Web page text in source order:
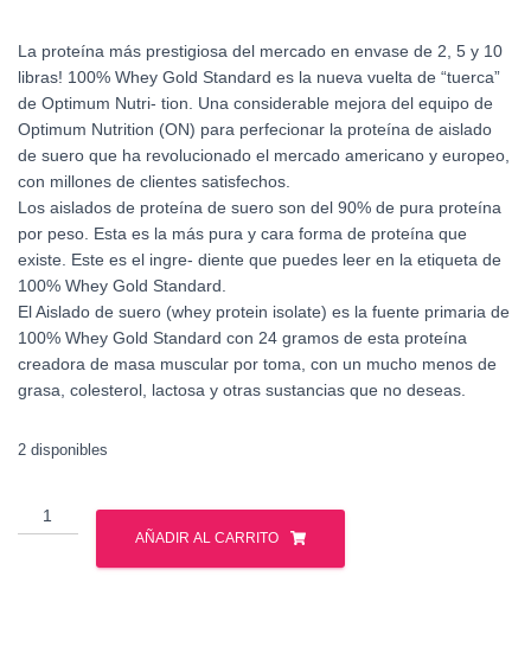
La proteína más prestigiosa del mercado en envase de 2, 5 y 10
libras! 100% Whey Gold Standard es la nueva vuelta de “tuerca”
de Optimum Nutri- tion. Una considerable mejora del equipo de
Optimum Nutrition (ON) para perfecionar la proteína de aislado
de suero que ha revolucionado el mercado americano y europeo,
con millones de clientes satisfechos.
Los aislados de proteína de suero son del 90% de pura proteína
por peso. Esta es la más pura y cara forma de proteína que
existe. Este es el ingre- diente que puedes leer en la etiqueta de
100% Whey Gold Standard.
El Aislado de suero (whey protein isolate) es la fuente primaria de
100% Whey Gold Standard con 24 gramos de esta proteína
creadora de masa muscular por toma, con un mucho menos de
grasa, colesterol, lactosa y otras sustancias que no deseas.
2 disponibles
Optimus
Nutrition
AÑADIR AL CARRITO